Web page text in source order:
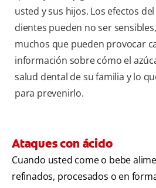
usted y sus hijos. Los efectos
dientes pueden no ser
muchos que pueden provocar
información sobre cómo el
salud dental de su familia y lo
para prevenirlo.
Ataques con ácido
Cuando usted come o bebe
refinados, procesados o en